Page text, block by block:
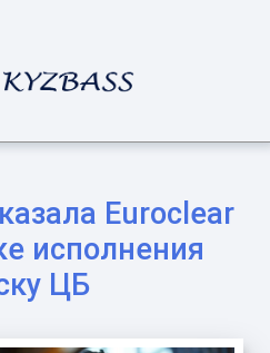
Euroclear
исполнения
ЦБ